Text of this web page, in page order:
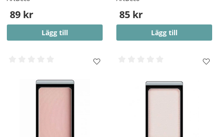
89 kr
Lägg till
85 kr
Lägg till